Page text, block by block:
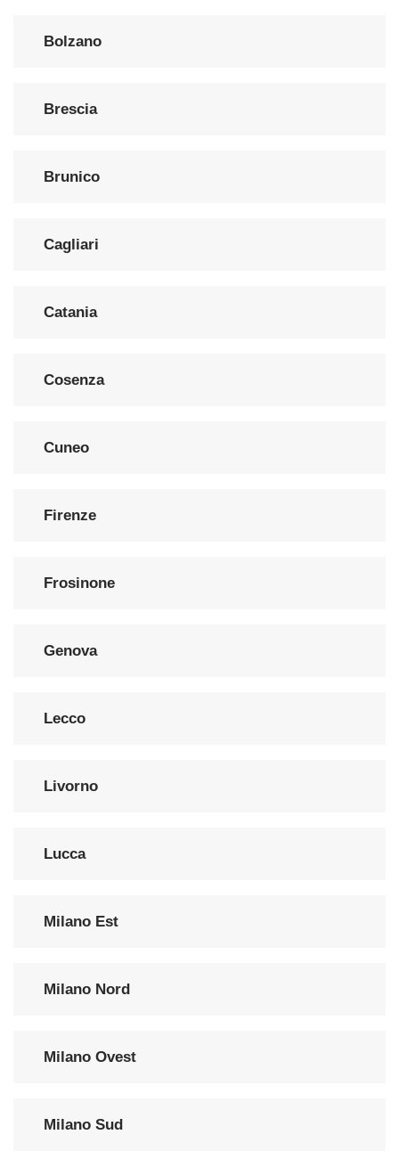
Bolzano
Brescia
Brunico
Cagliari
Catania
Cosenza
Cuneo
Firenze
Frosinone
Genova
Lecco
Livorno
Lucca
Milano Est
Milano Nord
Milano Ovest
Milano Sud